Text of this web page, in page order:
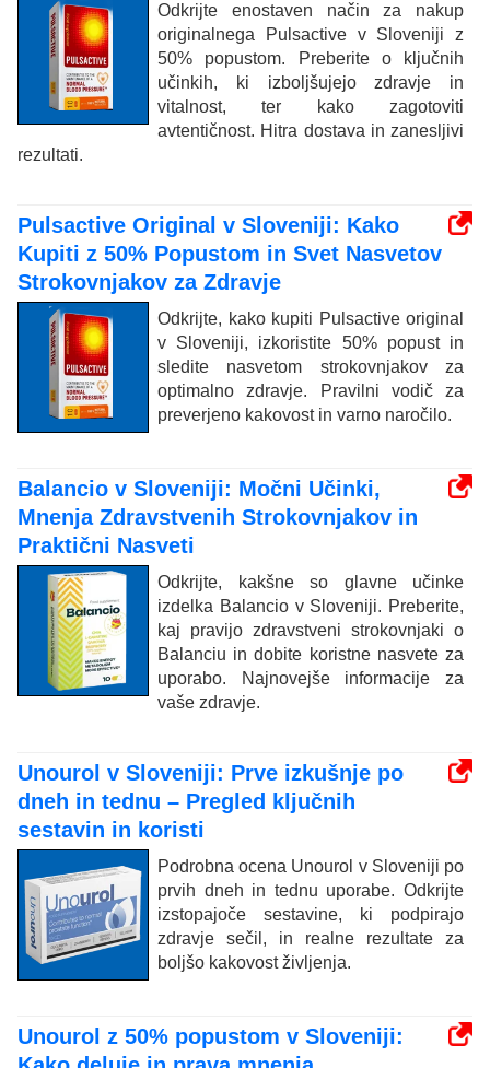
Odkrijte enostaven način za nakup
originalnega Pulsactive v Sloveniji z
50% popustom. Preberite o ključnih
učinkih, ki izboljšujejo zdravje in
vitalnost, ter kako zagotoviti
avtentičnost. Hitra dostava in zanesljivi
rezultati.
Pulsactive Original v Sloveniji: Kako
Kupiti z 50% Popustom in Svet Nasvetov
Strokovnjakov za Zdravje
Odkrijte, kako kupiti Pulsactive original
v Sloveniji, izkoristite 50% popust in
sledite nasvetom strokovnjakov za
optimalno zdravje. Pravilni vodič za
preverjeno kakovost in varno naročilo.
Balancio v Sloveniji: Močni Učinki,
Mnenja Zdravstvenih Strokovnjakov in
Praktični Nasveti
Odkrijte, kakšne so glavne učinke
izdelka Balancio v Sloveniji. Preberite,
kaj pravijo zdravstveni strokovnjaki o
Balanciu in dobite koristne nasvete za
uporabo. Najnovejše informacije za
vaše zdravje.
Unourol v Sloveniji: Prve izkušnje po
dneh in tednu – Pregled ključnih
sestavin in koristi
Podrobna ocena Unourol v Sloveniji po
prvih dneh in tednu uporabe. Odkrijte
izstopajoče sestavine, ki podpirajo
zdravje sečil, in realne rezultate za
boljšo kakovost življenja.
Unourol z 50% popustom v Sloveniji: